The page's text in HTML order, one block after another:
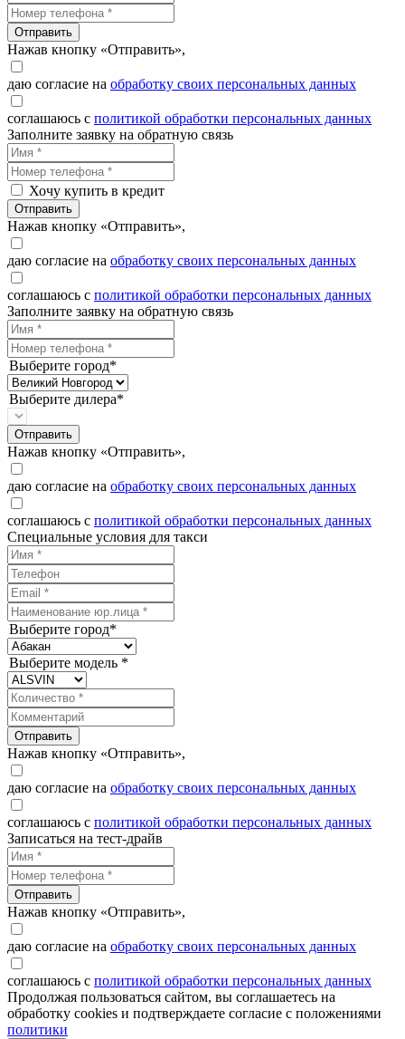
Отправить
Нажав кнопку «Отправить»,
даю согласие на обработку своих персональных данных
соглашаюсь с политикой обработки персональных данных
Заполните заявку на обратную связь
Хочу купить в кредит
Отправить
Нажав кнопку «Отправить»,
даю согласие на обработку своих персональных данных
соглашаюсь с политикой обработки персональных данных
Заполните заявку на обратную связь
Выберите город*
Выберите дилера*
Отправить
Нажав кнопку «Отправить»,
даю согласие на обработку своих персональных данных
соглашаюсь с политикой обработки персональных данных
Специальные условия для такси
Выберите город*
Выберите модель *
Отправить
Нажав кнопку «Отправить»,
даю согласие на обработку своих персональных данных
соглашаюсь с политикой обработки персональных данных
Записаться на тест-драйв
Отправить
Нажав кнопку «Отправить»,
даю согласие на обработку своих персональных данных
соглашаюсь с политикой обработки персональных данных
Продолжая пользоваться сайтом, вы соглашаетесь на
обработку cookies и подтверждаете согласие с положениями
политики